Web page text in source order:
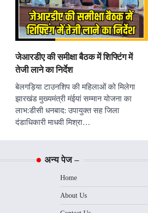
जेआरडीए की समीक्षा बैठक में शिफ्टिंग में
तेजी लाने का निर्देश
बेलगड़िया टाउनशिप की महिलाओं को मिलेगा
झारखंड मुख्यमंत्री मंईयां सम्मान योजना का
लाभ:डीसी धनबाद: उपायुक्त सह जिला
दंडाधिकारी माधवी मिश्रा…
अन्य पेज –
Home
About Us